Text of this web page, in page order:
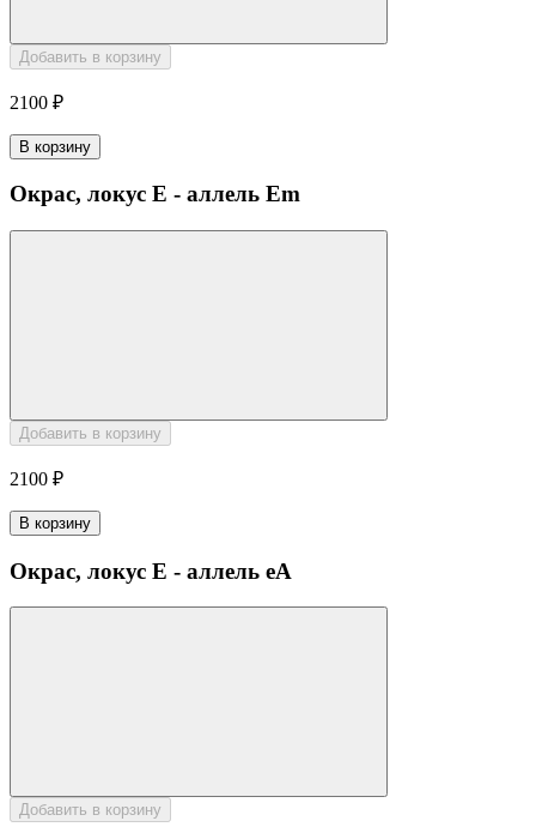
Добавить в корзину
2100 ₽
В корзину
Окрас, локус E - аллель Em
Добавить в корзину
2100 ₽
В корзину
Окрас, локус E - аллель eA
Добавить в корзину